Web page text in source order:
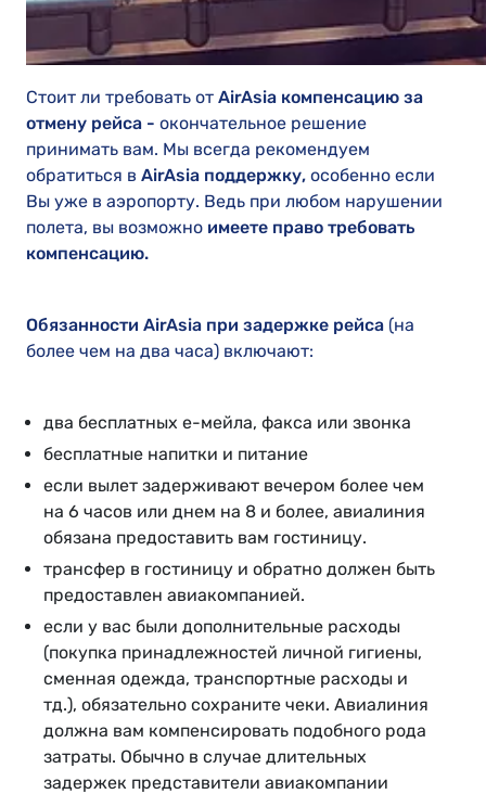
Стоит ли требовать от AirAsia компенсацию за
отмену рейса - окончательное решение
принимать вам. Мы всегда рекомендуем
обратиться в AirAsia поддержку, особенно если
Вы уже в аэропорту. Ведь при любом нарушении
полета, вы возможно имеете право требовать
компенсацию.
Обязанности AirAsia при задержке рейса (на
более чем на два часа) включают:
два бесплатных е-мейла, факса или звонка
бесплатные напитки и питание
если вылет задерживают вечером более чем
на 6 часов или днем на 8 и более, авиалиния
обязана предоставить вам гостиницу.
трансфер в гостиницу и обратно должен быть
предоставлен авиакомпанией.
если у вас были дополнительные расходы
(покупка принадлежностей личной гигиены,
сменная одежда, транспортные расходы и
тд.), обязательно сохраните чеки. Авиалиния
должна вам компенсировать подобного рода
затраты. Обычно в случае длительных
задержек представители авиакомпании